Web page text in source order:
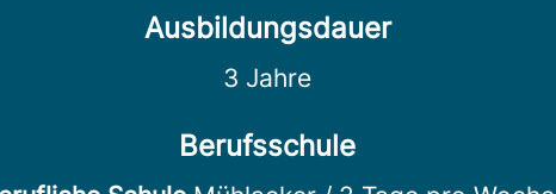
Ausbildungsdauer
3 Jahre
Berufsschule